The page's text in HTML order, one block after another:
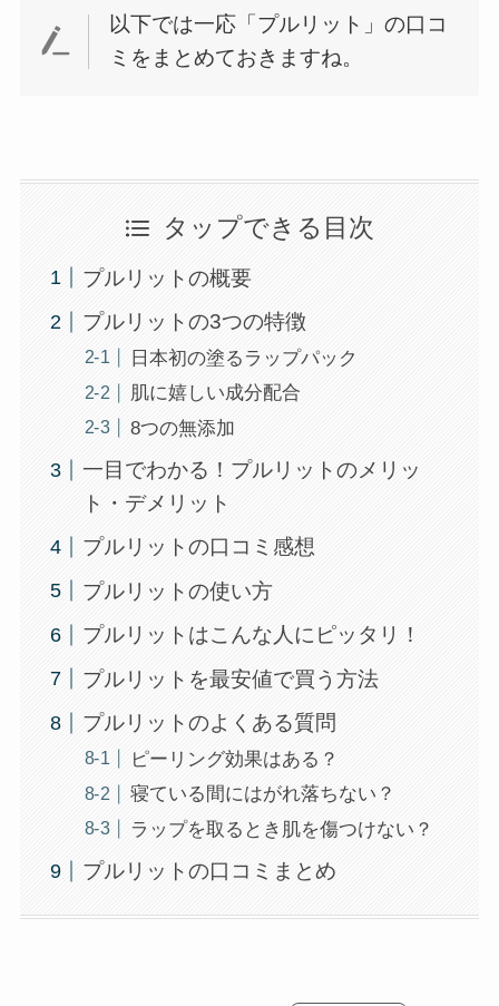
以下では一応「プルリット」の口コ
ミをまとめておきますね。
タップできる目次
プルリットの概要
プルリットの3つの特徴
日本初の塗るラップパック
肌に嬉しい成分配合
8つの無添加
一目でわかる！プルリットのメリッ
ト・デメリット
プルリットの口コミ感想
プルリットの使い方
プルリットはこんな人にピッタリ！
プルリットを最安値で買う方法
プルリットのよくある質問
ピーリング効果はある？
寝ている間にはがれ落ちない？
ラップを取るとき肌を傷つけない？
プルリットの口コミまとめ